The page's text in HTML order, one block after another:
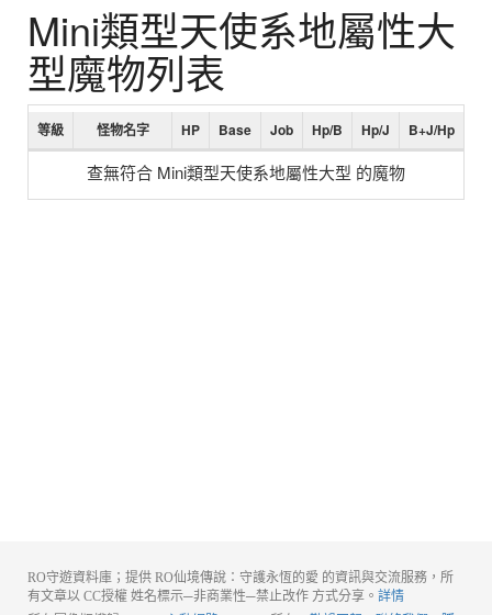
Mini類型天使系地屬性大
型魔物列表
等級 怪物名字 HP Base Job Hp/B Hp/J B+J/Hp
查無符合 Mini類型天使系地屬性大型 的魔物
RO守遊資料庫；提供 RO仙境傳說：守護永恆的愛 的資訊與交流服務，所
有文章以 CC授權 姓名標示─非商業性─禁止改作 方式分享。 詳情